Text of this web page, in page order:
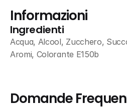
Informazioni
Ingredienti
Acqua, Alcool, Zucchero,
Aromi, Colorante E150b
Domande